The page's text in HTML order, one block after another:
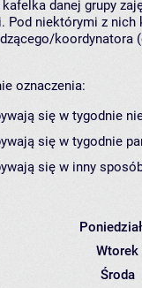
danej grupy
Pod niektórymi z nich
koordynatora
oznaczenia:
się w tygodnie
się w tygodnie
się w inny
Wtorek
Środa